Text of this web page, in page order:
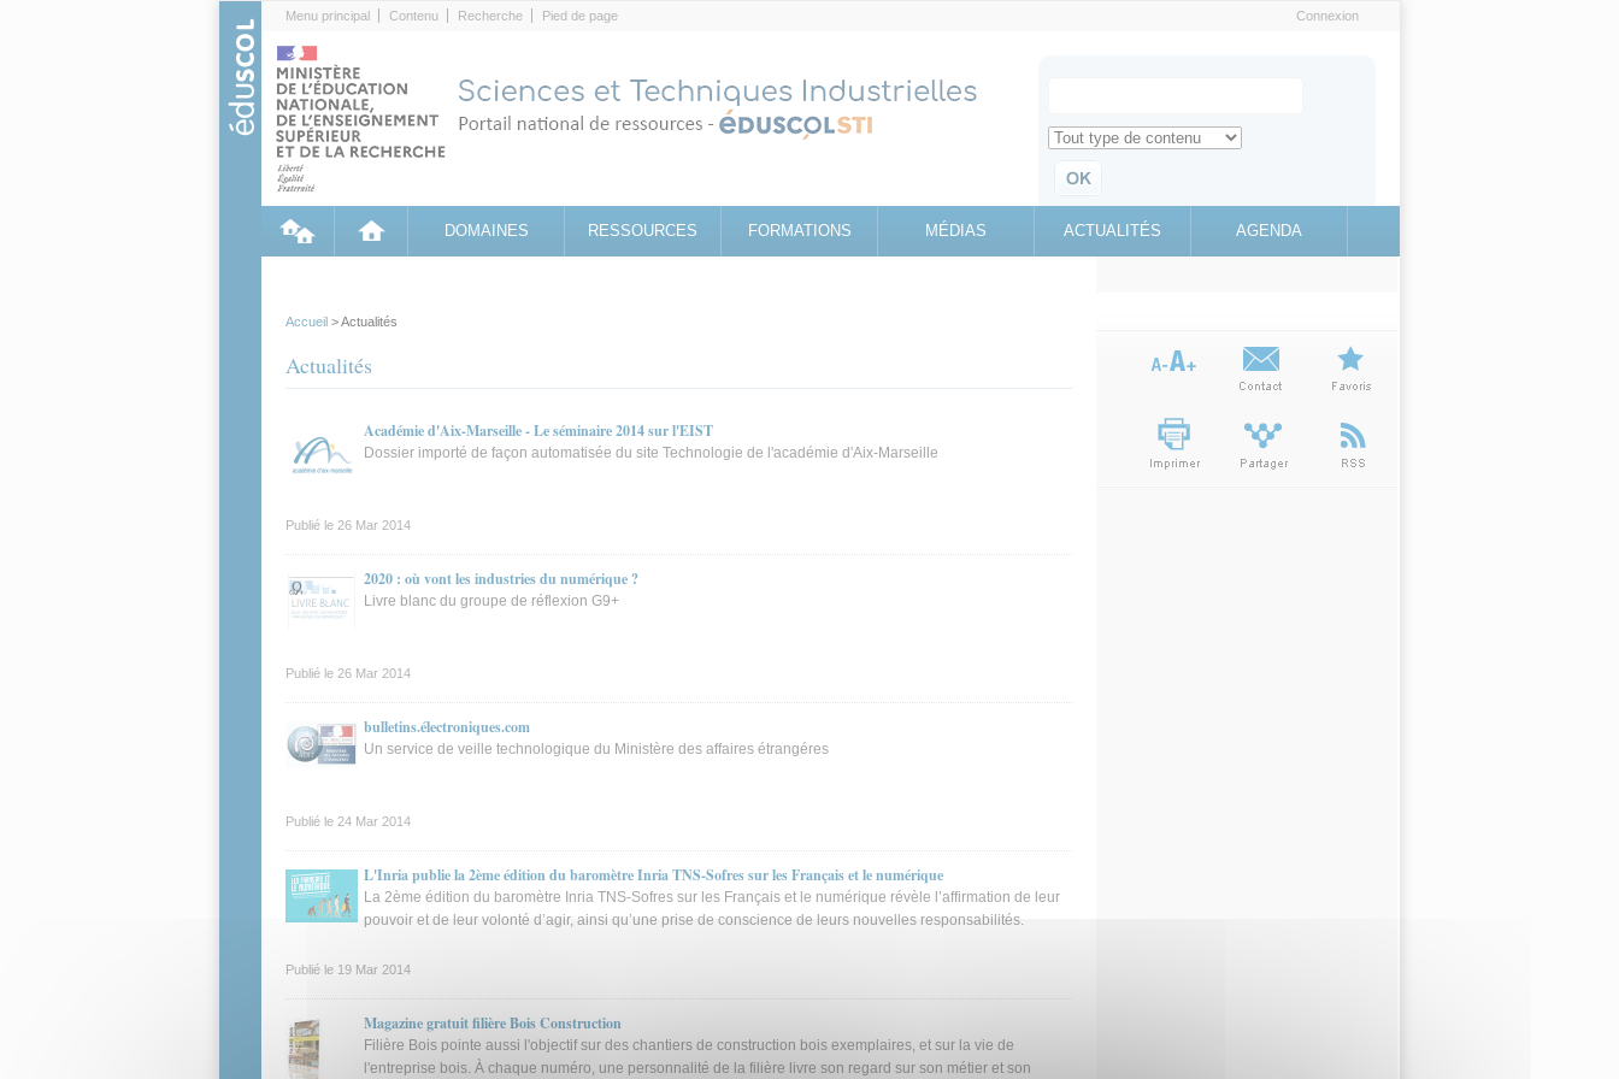
Menu principal Contenu Recherche Pied de page Connexion
Search for
Retrouvez toute l'information sur le site education.gouv.fr
DOMAINES RESSOURCES FORMATIONS MÉDIAS ACTUALITÉS AGENDA
Accueil > Actualités
Actualités
Académie d'Aix-Marseille - Le séminaire 2014 sur l'EIST
Dossier importé de façon automatisée du site Technologie de l'académie d'Aix-Marseille
Publié le 26 Mar 2014
2020 : où vont les industries du numérique ?
Livre blanc du groupe de réflexion G9+
Publié le 26 Mar 2014
bulletins.électroniques.com
Un service de veille technologique du Ministère des affaires étrangéres
Publié le 24 Mar 2014
L'Inria publie la 2ème édition du baromètre Inria TNS-Sofres sur les Français et le numérique
La 2ème édition du baromètre Inria TNS-Sofres sur les Français et le numérique révèle l’affirmation de leur
pouvoir et de leur volonté d’agir, ainsi qu’une prise de conscience de leurs nouvelles responsabilités.
Publié le 19 Mar 2014
Magazine gratuit filière Bois Construction
Filière Bois pointe aussi l'objectif sur des chantiers de construction bois exemplaires, et sur la vie de
l'entreprise bois. À chaque numéro, une personnalité de la filière livre son regard sur son métier et son